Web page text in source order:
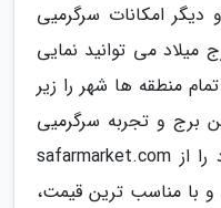
دیگر امکانات سرگرمیی
میلاد می توانید نمایی
منطقه ها شهر را زیر
برج و تجربه سرگرمیی
تکرارناپذیر، کافی است بلیط خود را از safarmarket.com
و با مناسب ترین قیمت،